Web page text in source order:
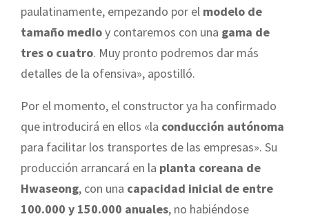
paulatinamente, empezando por el modelo de
tamaño medioy contaremos con una gama de
tres o cuatro. Muy pronto podremos dar más
detalles de la ofensiva», apostilló.
Por el momento, el constructor ya ha confirmado
que introducirá en ellos «la conducción autónoma
para facilitar los transportes de las empresas». Su
producción arrancará en la planta coreana de
Hwaseong, con una capacidad inicial de entre
100.000 y 150.000 anuales, no habiéndose